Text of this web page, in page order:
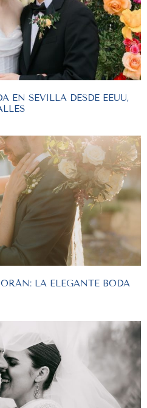
EN SEVILLA DESDE EEUU,
LA ELEGANTE BODA